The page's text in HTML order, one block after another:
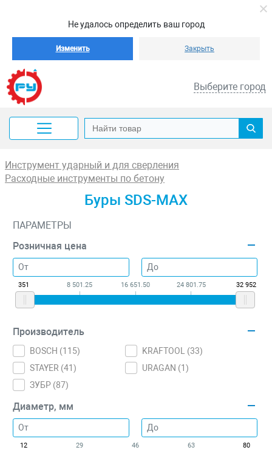
Не удалось определить ваш город
Изменить Закрыть
Выберите город
Инструмент ударный и для сверления
Расходные инструменты по бетону
Буры SDS-MAX
ПАРАМЕТРЫ
Розничная цена
351 8 501.25 16 651.50 24 801.75 32 952
Производитель
BOSCH (115) KRAFTOOL (33)
STAYER (41 ) URAGAN (1)
ЗУБР (87)
Диаметр, мм
12 29 46 63 80